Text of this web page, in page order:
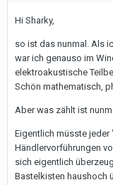
Hi Sharky,
so ist das nunmal. Als
war ich genauso im
elektroakustische
Schön mathematisch,
Aber was zählt ist
Eigentlich müsste
Händlervorführungen
sich eigentlich
Bastelkisten haushoch